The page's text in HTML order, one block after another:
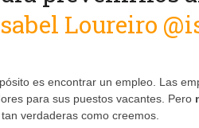
Loureiro @
es encontrar un empleo. Las
para sus puestos vacantes. Pero
verdaderas como creemos.